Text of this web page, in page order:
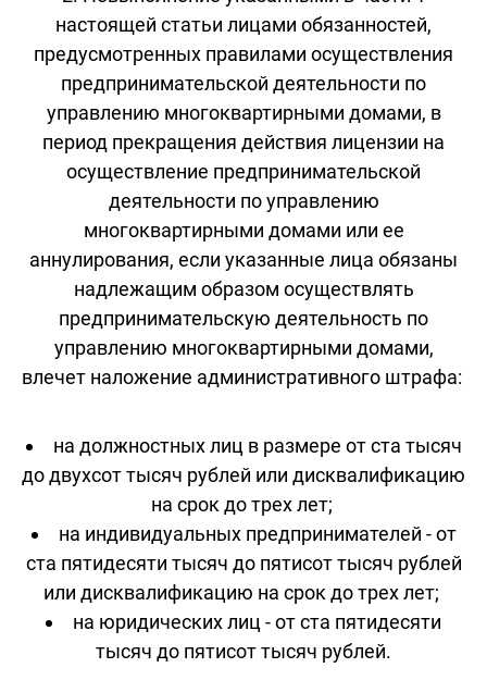
настоящей статьи лицами обязанностей,
предусмотренных правилами осуществления
предпринимательской деятельности по
управлению многоквартирными домами, в
период прекращения действия лицензии на
осуществление предпринимательской
деятельности по управлению
многоквартирными домами или ее
аннулирования, если указанные лица обязаны
надлежащим образом осуществлять
предпринимательскую деятельность по
управлению многоквартирными домами,
влечет наложение административного штрафа:
на должностных лиц в размере от ста тысяч
до двухсот тысяч рублей или дисквалификацию
на срок до трех лет;
на индивидуальных предпринимателей - от
ста пятидесяти тысяч до пятисот тысяч рублей
или дисквалификацию на срок до трех лет;
на юридических лиц - от ста пятидесяти
тысяч до пятисот тысяч рублей.